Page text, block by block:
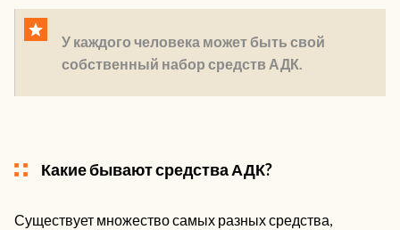
У каждого человека может быть свой
собственный набор средств АДК.
Какие бывают средства АДК?
Существует множество самых разных средства,